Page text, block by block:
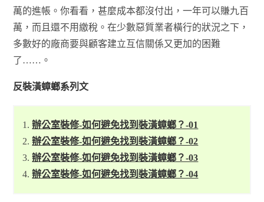
萬的進帳。你看看，甚麼成本都沒付出，一年可以賺九百
萬，而且還不用繳稅。在少數惡質業者橫行的狀況之下，
多數好的廠商要與顧客建立互信關係又更加的困難
了……。
反裝潢蟑螂系列文
辦公室裝修-如何避免找到裝潢蟑螂？-01
辦公室裝修-如何避免找到裝潢蟑螂？-02
辦公室裝修-如何避免找到裝潢蟑螂？-03
辦公室裝修-如何避免找到裝潢蟑螂？-04